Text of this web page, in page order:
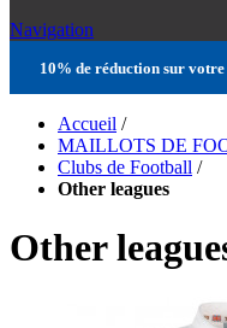
Navigation
10% de réduction sur
Accueil /
MAILLOTS DE
Clubs de Football /
Other leagues
Other